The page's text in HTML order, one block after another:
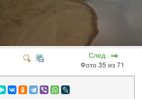
След.
Фото 35 из 71